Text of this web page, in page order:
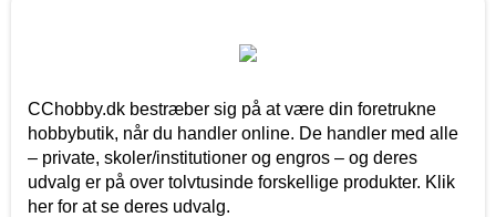
CChobby.dk bestræber sig på at være din foretrukne
hobbybutik, når du handler online. De handler med alle
– private, skoler/institutioner og engros – og deres
udvalg er på over tolvtusinde forskellige produkter. Klik
her for at se deres udvalg.